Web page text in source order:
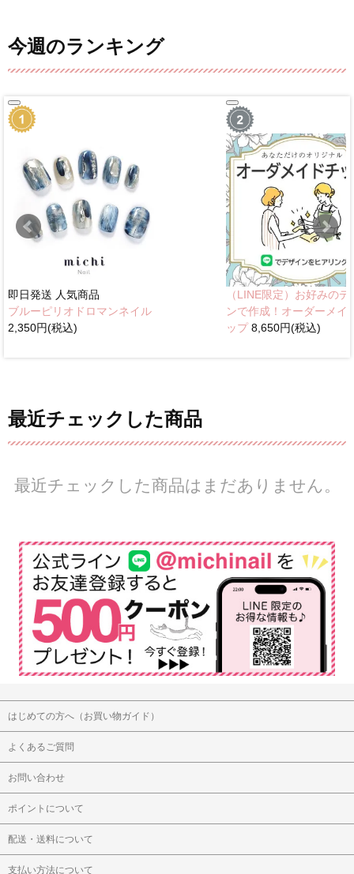
今週のランキング
即日発送 人気商品
ブルーピリオドロマンネイル
2,350円(税込)
（LINE限定）お好みのデ
ンで作成！オーダーメイ
ップ8,650円(税込)
最近チェックした商品
最近チェックした商品はまだありません。
はじめての方へ（お買い物ガイド）
よくあるご質問
お問い合わせ
ポイントについて
配送・送料について
支払い方法について